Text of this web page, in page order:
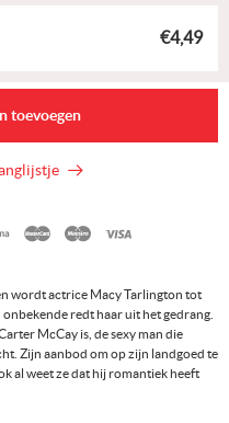
wordt actrice Macy Tarlington tot
redt haar uit het gedrang.
McCay is, de sexy man die
Zijn aanbod om op zijn landgoed te
al weet ze dat hij romantiek heeft
€4,49
toevoegen